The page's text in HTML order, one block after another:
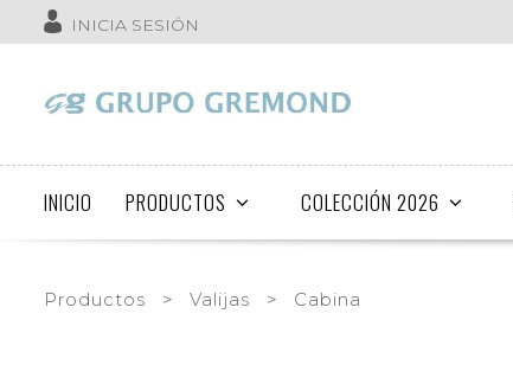
INICIA SESIÓN
INICIO PRODUCTOS COLECCIÓN 2026
Productos > Valijas > Cabina